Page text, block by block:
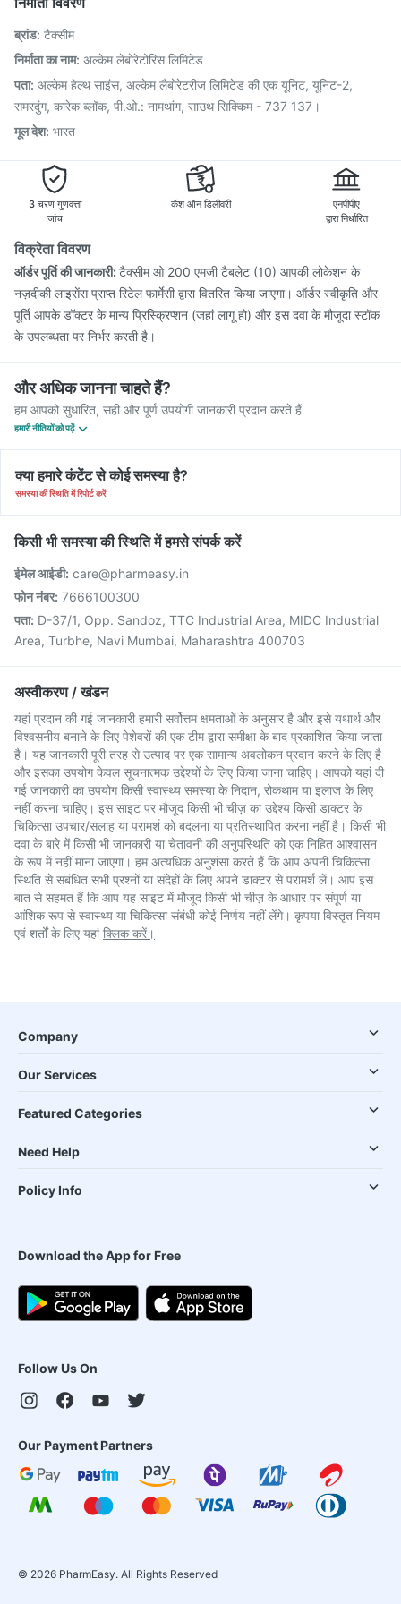
Tetanus Vaccine
Influvac Tetra Vaccine
Nukovax 13 Vaccine Pneumovax 23 Injection
Fluquadri Sh Vaccine
Typbar TCV Injection
Boostrix Vaccine
Vaxigrip NH 2025/2026 Vaccine
ब्रांड: टैक्सीम
निर्माता का नाम: अल्केम लेबोरेटोरिस लिमिटेड
पता: अल्केम हेल्थ साइंस, अल्केम लैबोरेटरीज लिमिटेड की एक यूनिट, यूनिट-2,
समरदुंग, कारेक ब्लॉक, पी.ओ.: नामथांग, साउथ सिक्किम - 737 137।
मूल देश: भारत
3 चरण गुणवत्ता
जांच
कॅश ऑन डिलीवरी
एनपीपीए
द्वारा निर्धारित
विक्रेता विवरण
ऑर्डर पूर्ति की जानकारी:टैक्सीम ओ 200 एमजी टैबलेट (10) आपकी लोकेशन के
नज़दीकी लाइसेंस प्राप्त रिटेल फार्मेसी द्वारा वितरित किया जाएगा। ऑर्डर स्वीकृति और
पूर्ति आपके डॉक्टर के मान्य प्रिस्क्रिप्शन (जहां लागू हो) और इस दवा के मौजूदा स्टॉक
के उपलब्धता पर निर्भर करती है।
और अधिक जानना चाहते हैं?
हम आपको सुधारित, सही और पूर्ण उपयोगी जानकारी प्रदान करते हैं
हमारी नीतियों को पढ़ें
क्या हमारे कंटेंट से कोई समस्या है?
समस्या की स्थिति में रिपोर्ट करें
किसी भी समस्या की स्थिति में हमसे संपर्क करें
ईमेल आईडी: care@pharmeasy.in
फोन नंबर: 7666100300
पता: D-37/1, Opp. Sandoz, TTC Industrial Area, MIDC Industrial
Area, Turbhe, Navi Mumbai, Maharashtra 400703
अस्वीकरण / खंडन
यहां प्रदान की गई जानकारी हमारी सर्वोत्तम क्षमताओं के अनुसार है और इसे यथार्थ और
विश्वसनीय बनाने के लिए पेशेवरों की एक टीम द्वारा समीक्षा के बाद प्रकाशित किया जाता
है। यह जानकारी पूरी तरह से उत्पाद पर एक सामान्य अवलोकन प्रदान करने के लिए है
और इसका उपयोग केवल सूचनात्मक उद्देश्यों के लिए किया जाना चाहिए। आपको यहां दी
गई जानकारी का उपयोग किसी स्वास्थ्य समस्या के निदान, रोकथाम या इलाज के लिए
नहीं करना चाहिए। इस साइट पर मौजूद किसी भी चीज़ का उद्देश्य किसी डाक्टर के
चिकित्सा उपचार/सलाह या परामर्श को बदलना या प्रतिस्थापित करना नहीं है। किसी भी
दवा के बारे में किसी भी जानकारी या चेतावनी की अनुपस्थिति को एक निहित आश्वासन
के रूप में नहीं माना जाएगा। हम अत्यधिक अनुशंसा करते हैं कि आप अपनी चिकित्सा
स्थिति से संबंधित सभी प्रश्नों या संदेहों के लिए अपने डाक्टर से परामर्श लें। आप इस
बात से सहमत हैं कि आप यह साइट में मौजूद किसी भी चीज़ के आधार पर संपूर्ण या
आंशिक रूप से स्वास्थ्य या चिकित्सा संबंधी कोई निर्णय नहीं लेंगे। कृपया विस्तृत नियम
एवं शर्तों के लिए यहांक्लिक करें।
Company
Our Services
Featured Categories
Need Help
Policy Info
Download the App for Free
Follow Us On
Our Payment Partners
© 2026 PharmEasy. All Rights Reserved